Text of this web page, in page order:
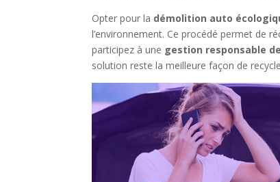
Opter pour la démolition auto
l’environnement. Ce procédé permet de
participez à une gestion responsable
solution reste la meilleure façon de